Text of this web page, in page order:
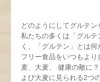
どのようにしてグルテ
私たちの多くは「グル
く、「グルテン」とは
フリー食品をいつもよ
麦、大麦、 健康の敵に
よび大麦に見られる2つ